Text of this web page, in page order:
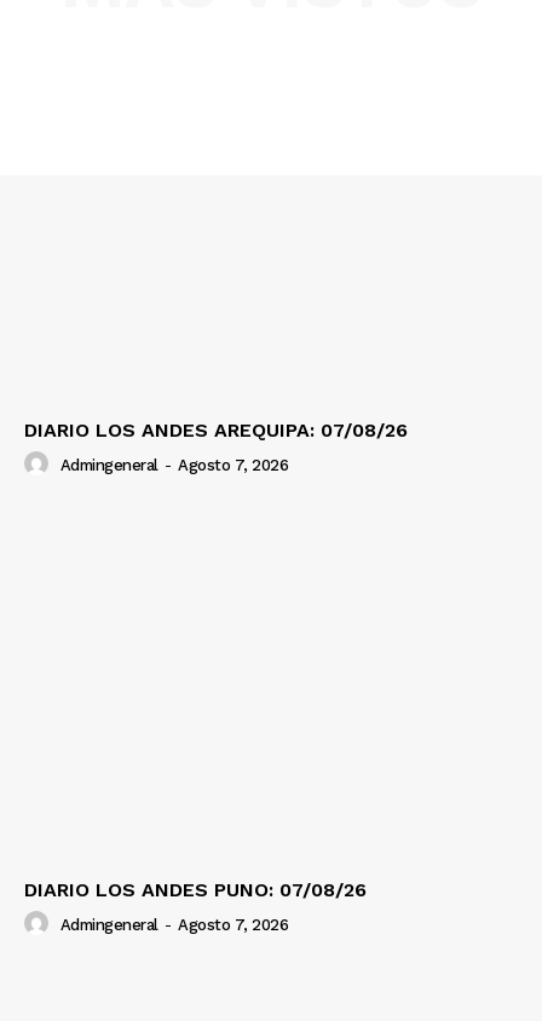
DIARIO LOS ANDES AREQUIPA: 07/08/26
Admingeneral - Agosto 7, 2026
DIARIO LOS ANDES PUNO: 07/08/26
Admingeneral - Agosto 7, 2026